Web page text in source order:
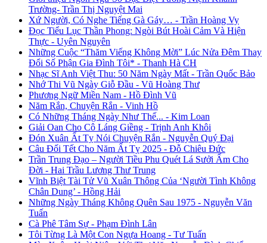
Trường- Trần Thị Nguyệt Mai
Xứ Người, Có Nghe Tiếng Gà Gáy… - Trần Hoàng Vy
Đọc Tiểu Lục Thần Phong: Ngòi Bút Hoài Cảm Và Hiện
Thực - Uyên Nguyên
Những Cuộc “Thăm Viếng Không Mời” Lúc Nửa Đêm Thay
Đổi Số Phận Gia Đình Tôi* - Thanh Hà CH
Nhạc Sĩ Anh Việt Thu: 50 Năm Ngày Mất - Trần Quốc Bảo
Nhớ Thi Vũ Ngày Giỗ Đầu - Vũ Hoàng Thư
Phương Ngữ Miền Nam - Hồ Đình Vũ
Năm Rắn, Chuyện Rắn - Vinh Hồ
Có Những Tháng Ngày Như Thế... - Kim Loan
Giải Oan Cho Cô Láng Giềng - Trịnh Anh Khôi
Đón Xuân Ất Tỵ Nói Chuyện Rắn - Nguyễn Quý Đại
Câu Đối Tết Cho Năm Ất Tỵ 2025 - Đỗ Chiêu Đức
Trần Trung Đạo – Người Tiều Phu Quét Lá Sưởi Ấm Cho
Đời - Hai Trầu Lương Thư Trung
Vĩnh Biệt Tài Tử Vũ Xuân Thông Của ‘Người Tình Không
Chân Dung’ - Hồng Hải
Những Ngày Tháng Không Quên Sau 1975 - Nguyễn Văn
Tuấn
Cà Phê Tâm Sự - Phạm Đình Lân
Tôi Từng Là Một Con Ngựa Hoang - Tư Tuấn